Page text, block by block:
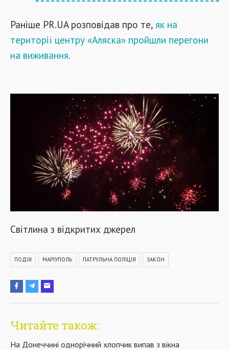
Раніше PR.UA розповідав про те, як на
території центру «Аляска» пройшли перегони
на виживання.
Світлина з відкритих джерел
ПОДІЯ МАРІУПОЛЬ ПАТРУЛЬНА ПОЛІЦІЯ ЗАКОН
Читайте також:
На Донеччині однорічний хлопчик випав з вікна